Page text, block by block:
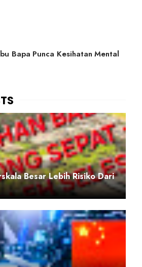
Bapa Punca Kesihatan Mental
Besar Lebih Risiko Dari